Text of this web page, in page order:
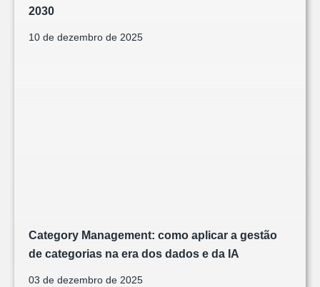
2030
10 de dezembro de 2025
Category Management: como aplicar a gestão
de categorias na era dos dados e da IA
03 de dezembro de 2025